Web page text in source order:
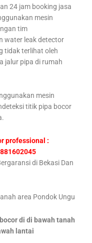
24 jam booking jasa
mesin
tim
water leak detector
tidak terlihat oleh
jalur pipa di rumah
mesin
titik pipa bocor
professional :
di Bekasi Dan
di di bawah tanah
lantai